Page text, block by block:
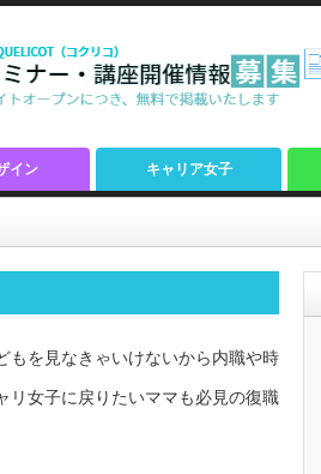
イン キャリア女子
もを見なきゃいけないから内職や時
リ女子に戻りたいママも必見の復職